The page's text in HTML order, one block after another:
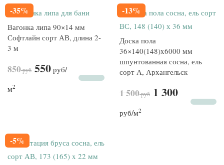
-35%
Вагонка липа 90×14 мм
Софтлайн сорт АВ, длина 2-
3 м
850руб 550 руб/
м2
-13%
Доска пола
36×140(148)x6000 мм
шпунтованная сосна, ель
сорт А, Архангельск
1 500руб 1 300
руб/м2
-5%